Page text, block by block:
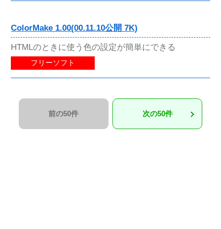
ColorMake 1.00(00.11.10公開 7K)
HTMLのときに使う色の設定が簡単にできる
フリーソフト
前の50件 次の50件